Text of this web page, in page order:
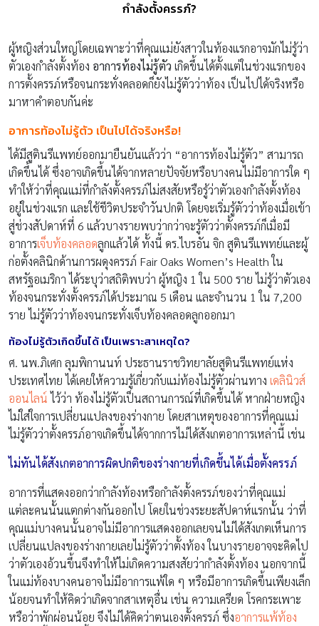
กำลังตั้งครรภ์?
ผู้หญิงส่วนใหญ่โดยเฉพาะว่าที่คุณแม่ยังสาวในท้องแรกอาจมักไม่รู้ว่า
ตัวเองกำลังตั้งท้อง อาการท้องไม่รู้ตัว เกิดขึ้นได้ตั้งแต่ในช่วงแรกของ
การตั้งครรภ์หรือจนกระทั่งคลอดก็ยังไม่รู้ตัวว่าท้อง เป็นไปได้จริงหรือ
มาหาคำตอบกันค่ะ
อาการท้องไม่รู้ตัว เป็นไปได้จริงหรือ!
ได้มีสูตินรีแพทย์ออกมายืนยันแล้วว่า “อาการท้องไม่รู้ตัว” สามารถ
เกิดขึ้นได้ ซึ่งอาจเกิดขึ้นได้จากหลายปัจจัยหรือบางคนไม่มีอาการใด ๆ
ทำให้ว่าที่คุณแม่ที่กำลังตั้งครรภ์ไม่สงสัยหรือรู้ว่าตัวเองกำลังตั้งท้อง
อยู่ในช่วงแรก และใช้ชีวิตประจำวันปกติ โดยจะเริ่มรู้ตัวว่าท้องเมื่อเข้า
สู่ช่วงสัปดาห์ที่ 6 แล้วบางรายพบว่ากว่าจะรู้ตัวว่าตั้งครรภ์ก็เมื่อมี
อาการเจ็บท้องคลอดลูกแล้วได้ ทั้งนี้ ดร.ไบรอัน จิก สูตินรีแพทย์และผู้
ก่อตั้งคลินิกด้านการผดุงครรภ์ Fair Oaks Women’s Health ใน
สหรัฐอเมริกา ได้ระบุว่าสถิติพบว่า ผู้หญิง 1 ใน 500 ราย ไม่รู้ว่าตัวเอง
ท้องจนกระทั่งตั้งครรภ์ได้ประมาณ 5 เดือน และจำนวน 1 ใน 7,200
ราย ไม่รู้ตัวว่าท้องจนกระทั่งเจ็บท้องคลอดลูกออกมา
ท้องไม่รู้ตัวเกิดขึ้นได้ เป็นเพราะสาเหตุใด?
ศ. นพ.ภิเศก ลุมพิกานนท์ ประธานราชวิทยาลัยสูตินรีแพทย์แห่ง
ประเทศไทย ได้เคยให้ความรู้เกี่ยวกับแม่ท้องไม่รู้ตัวผ่านทาง เดลินิวส์
ออนไลน์ไว้ว่า ท้องไม่รู้ตัวเป็นสถานการณ์ที่เกิดขึ้นได้ หากฝ่ายหญิง
ไม่ใส่ใจการเปลี่ยนแปลงของร่างกาย โดยสาเหตุของอาการที่คุณแม่
ไม่รู้ตัวว่าตั้งครรภ์อาจเกิดขึ้นได้จากการไม่ได้สังเกตอาการเหล่านี้ เช่น
ไม่ทันได้สังเกตอาการผิดปกติของร่างกายที่เกิดขึ้นได้เมื่อตั้งครรภ์
อาการที่แสดงออกว่ากำลังท้องหรือกำลังตั้งครรภ์ของว่าที่คุณแม่
แต่ละคนนั้นแตกต่างกันออกไป โดยในช่วงระยะสัปดาห์แรกนั้น ว่าที่
คุณแม่บางคนนั้นอาจไม่มีอาการแสดงออกเลยจนไม่ได้สังเกตเห็นการ
เปลี่ยนแปลงของร่างกายเลยไม่รู้ตัวว่าตั้งท้อง ในบางรายอาจจะคิดไป
ว่าตัวเองอ้วนขึ้นจึงทำให้ไม่เกิดความสงสัยว่ากำลังตั้งท้อง นอกจากนี้
ในแม่ท้องบางคนอาจไม่มีอาการแพ้ใด ๆ หรือมีอาการเกิดขึ้นเพียงเล็ก
น้อยจนทำให้คิดว่าเกิดจากสาเหตุอื่น เช่น ความเครียด โรคกระเพาะ
หรือว่าพักผ่อนน้อย จึงไม่ได้คิดว่าตนเองตั้งครรภ์ ซึ่งอาการแพ้ท้อง